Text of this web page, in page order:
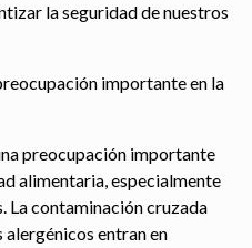
la seguridad de nuestros
importante en la
preocupación importante
alimentaria, especialmente
La contaminación cruzada
entran en